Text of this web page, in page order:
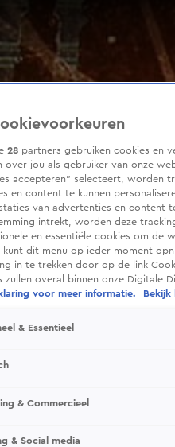
28 partners gebruiken cookies en
over jou als gebruiker van onze
accepteren” selecteert, worden
en content te kunnen
van advertenties en content
intrekt, worden deze
en essentiële cookies om de
kunt dit menu op ieder moment
in te trekken door op de link
zullen overal binnen onze Digitale
voor meer informatie.
Bekijk
& Essentieel
& Commercieel
& Social media